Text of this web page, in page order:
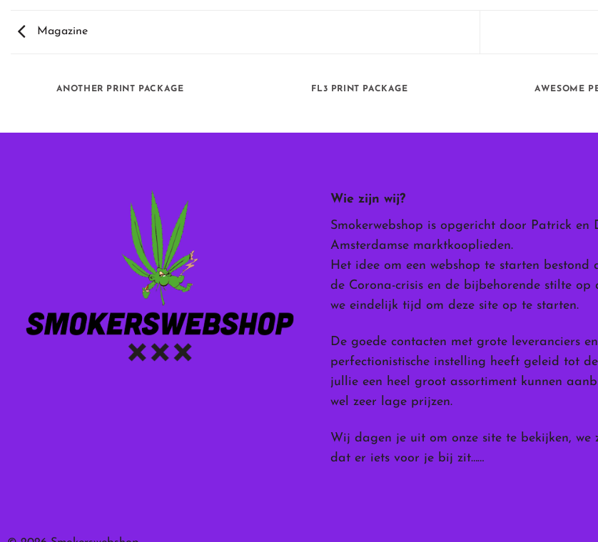
Magazine
ANOTHER PRINT PACKAGE FL3 PRINT PACKAGE AWESOME
Wie zijn wij?
Smokerwebshop is opgericht door Patrick en
Amsterdamse marktkooplieden.
Het idee om een webshop te starten
de Corona-crisis en de bijbehorende stilte op
we eindelijk tijd om deze site op te starten.
De goede contacten met grote leveranciers
perfectionistische instelling heeft geleid tot
jullie een heel groot assortiment kunnen
wel zeer lage prijzen.
Wij dagen je uit om onze site te bekijken, we
dat er iets voor je bij zit……